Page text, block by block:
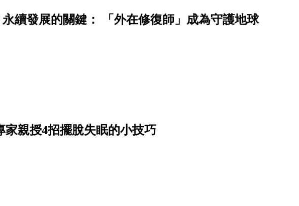
續發展的關鍵： 「外在修復師」成為守護地球
家親授4招擺脫失眠的小技巧